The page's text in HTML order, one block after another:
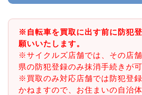
※自転車を買取に出す前に防犯
願いいたします。
※サイクルズ店舗では、その店
県の防犯登録のみ抹消手続きが可
※買取のみ対応店舗では防犯登
かねますので、お住まいの自治